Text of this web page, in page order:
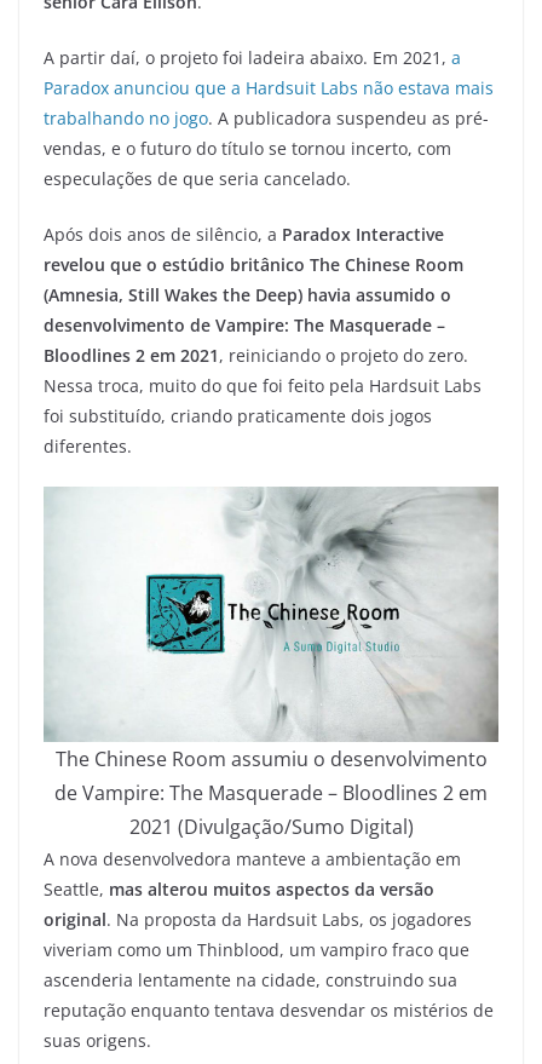
A partir daí, o projeto foi ladeira abaixo. Em 2021, a
Paradox anunciou que a Hardsuit Labs não estava mais
trabalhando no jogo. A publicadora suspendeu as pré-
vendas, e o futuro do título se tornou incerto, com
especulações de que seria cancelado.
Após dois anos de silêncio, a Paradox Interactive
revelou que o estúdio britânico The Chinese Room
(Amnesia, Still Wakes the Deep) havia assumido o
desenvolvimento de Vampire: The Masquerade –
Bloodlines 2 em 2021, reiniciando o projeto do zero.
Nessa troca, muito do que foi feito pela Hardsuit Labs
foi substituído, criando praticamente dois jogos
diferentes.
The Chinese Room assumiu o desenvolvimento
de Vampire: The Masquerade – Bloodlines 2 em
2021 (Divulgação/Sumo Digital)
A nova desenvolvedora manteve a ambientação em
Seattle, mas alterou muitos aspectos da versão
original. Na proposta da Hardsuit Labs, os jogadores
viveriam como um Thinblood, um vampiro fraco que
ascenderia lentamente na cidade, construindo sua
reputação enquanto tentava desvendar os mistérios de
suas origens.